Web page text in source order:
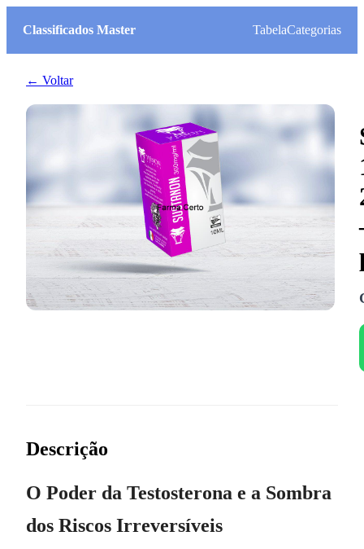
Classificados Master TabelaCategorias
← Voltar
Descrição
O Poder da Testosterona e a Sombra
dos Riscos Irreversíveis